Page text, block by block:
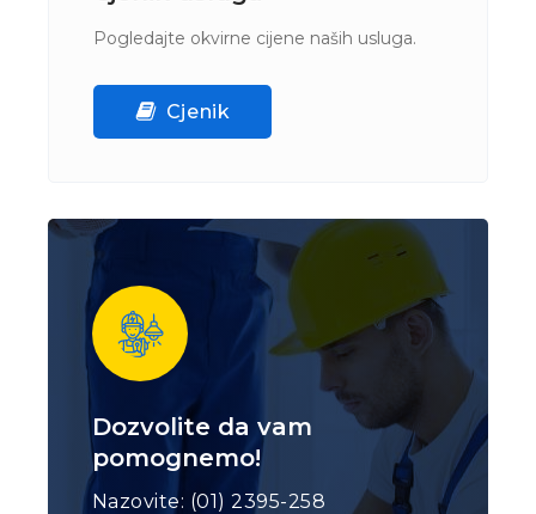
Pogledajte okvirne cijene naših usluga.
Cjenik
Dozvolite da vam
pomognemo!
Nazovite: (01) 2395-258